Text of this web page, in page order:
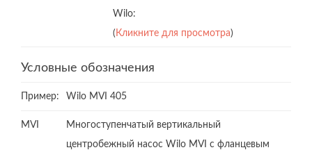
Wilo:
( Кликните для просмотра)
Условные обозначения
Пример: Wilo MVI 405
MVI
Многоступенчатый вертикальный
центробежный насос Wilo MVI с фланцевым